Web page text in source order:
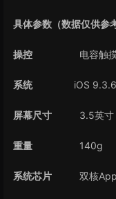
具体参数（数据仅供参
操控 电容触摸
系统iOS 9.3.6（
屏幕尺寸 3.5英寸（
重量 140g
系统芯片 双核